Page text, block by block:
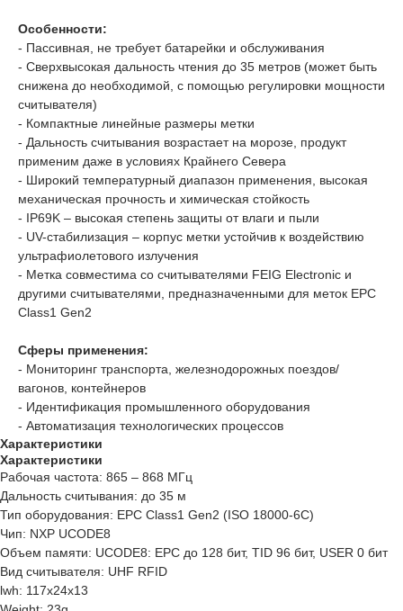
Особенности:
- Пассивная, не требует батарейки и обслуживания
- Сверхвысокая дальность чтения до 35 метров (может быть
снижена до необходимой, с помощью регулировки мощности
считывателя)
- Компактные линейные размеры метки
- Дальность считывания возрастает на морозе, продукт
применим даже в условиях Крайнего Севера
- Широкий температурный диапазон применения, высокая
механическая прочность и химическая стойкость
- IP69K – высокая степень защиты от влаги и пыли
- UV-стабилизация – корпус метки устойчив к воздействию
ультрафиолетового излучения
- Метка совместима со считывателями FEIG Electronic и
другими считывателями, предназначенными для меток EPC
Class1 Gen2
Сферы применения:
- Мониторинг транспорта, железнодорожных поездов/
вагонов, контейнеров
- Идентификация промышленного оборудования
- Автоматизация технологических процессов
Характеристики
Характеристики
Рабочая частота: 865 – 868 МГц
Дальность считывания: до 35 м
Тип оборудования: EPC Class1 Gen2 (ISO 18000-6C)
Чип: NXP UCODE8
Объем памяти: UCODE8: EPC до 128 бит, TID 96 бит, USER 0 бит
Вид считывателя: UHF RFID
lwh: 117x24x13